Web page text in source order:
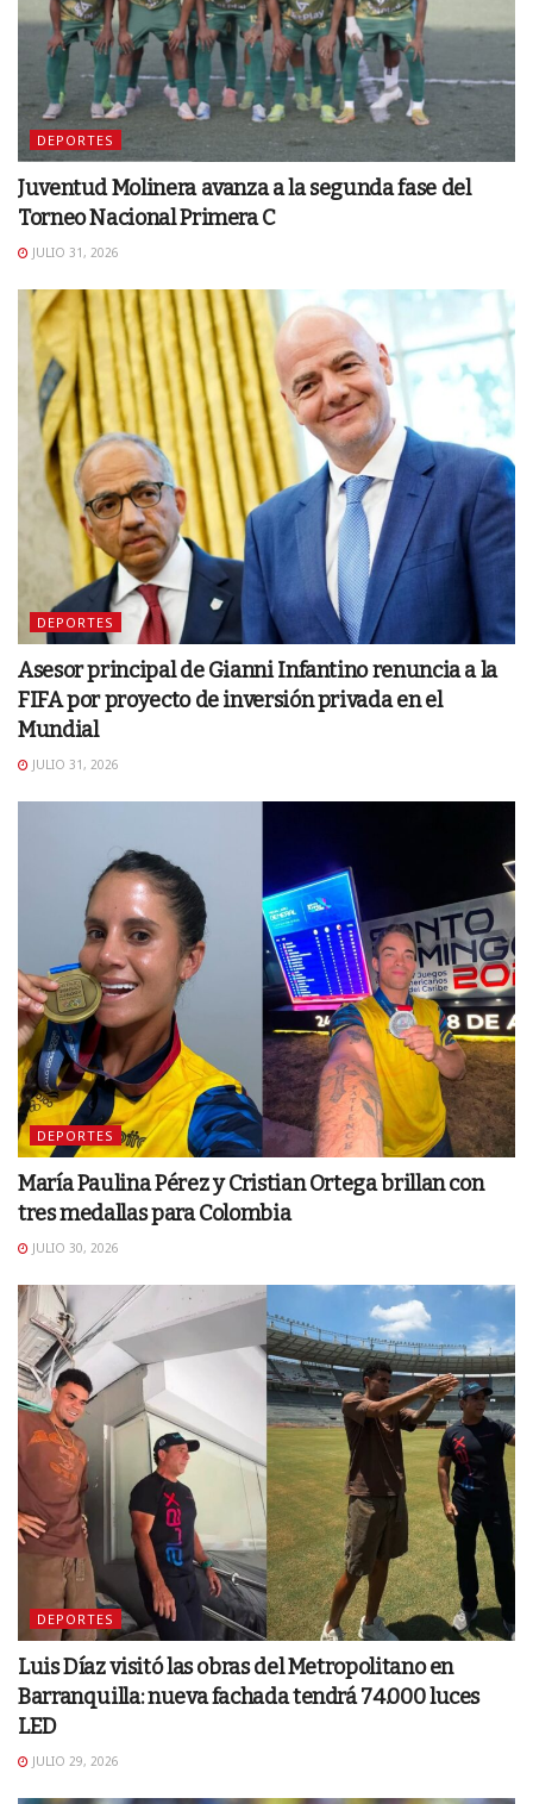
DEPORTES
Juventud Molinera avanza a la segunda fase del
Torneo Nacional Primera C
JULIO 31, 2026
DEPORTES
Asesor principal de Gianni Infantino renuncia a la
FIFA por proyecto de inversión privada en el
Mundial
JULIO 31, 2026
DEPORTES
María Paulina Pérez y Cristian Ortega brillan con
tres medallas para Colombia
JULIO 30, 2026
DEPORTES
Luis Díaz visitó las obras del Metropolitano en
Barranquilla: nueva fachada tendrá 74.000 luces
LED
JULIO 29, 2026